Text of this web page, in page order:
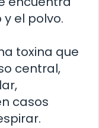
el polvo.
toxina que
central,
casos